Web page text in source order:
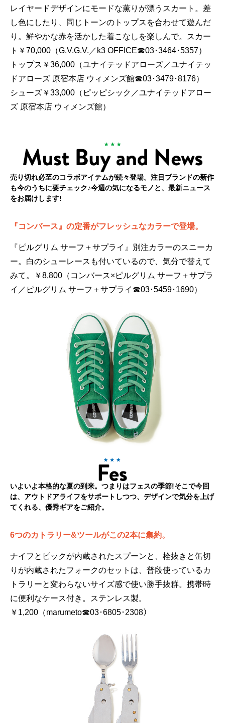
レイヤードデザインにモードな薫りが漂うスカート。差
し色にしたり、同じトーンのトップスを合わせて遊んだ
り。鮮やかな赤を活かした着こなしを楽しんで。スカー
ト￥70,000（G.V.G.V.／k3 OFFICE☎03･3464･5357）
トップス￥36,000（ユナイテッドアローズ／ユナイテッ
ドアローズ 原宿本店 ウィメンズ館☎03･3479･8176）
シューズ￥33,000（ピッピシック／ユナイテッドアロー
ズ 原宿本店 ウィメンズ館）
売り切れ必至のコラボアイテムが続々登場。注目ブランドの新作
も今のうちに要チェック♪今週の気になるモノと、最新ニュース
をお届けします!
『コンバース』の定番がフレッシュなカラーで登場。
『ピルグリム サーフ＋サプライ』別注カラーのスニーカ
ー。白のシューレースも付いているので、気分で替えて
みて。￥8,800（コンバース×ピルグリム サーフ＋サプラ
イ／ピルグリム サーフ＋サプライ☎03･5459･1690）
いよいよ本格的な夏の到来。つまりはフェスの季節!そこで今回
は、アウトドアライフをサポートしつつ、デザインで気分を上げ
てくれる、優秀ギアをご紹介。
6つのカトラリー&ツールがこの2本に集約。
ナイフとピックが内蔵されたスプーンと、栓抜きと缶切
りが内蔵されたフォークのセットは、普段使っているカ
トラリーと変わらないサイズ感で使い勝手抜群。携帯時
に便利なケース付き。ステンレス製。
￥1,200（marumeto☎03･6805･2308）